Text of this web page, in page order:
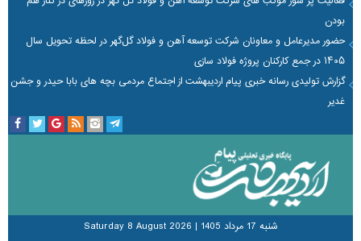
بودن
حضور مدیرعامل و معاونان شرکت توسعه آهن و فولاد گل‌گهر در لحظه تحویل سال
۱۴۰۵ در جمع کارکنان پروژه فولاد سازی
گزارش تولیدی رسانه خبری پیام اردیبهشت از اجتماع مردمی بچه های بابا حیدر و جشن
غدیر
شنبه 17 مرداد 1405 |
Saturday 8 August 2026